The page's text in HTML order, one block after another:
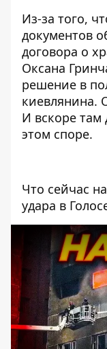
Из-за того,
документов
договора о
Оксана
решение в
киевлянина.
И вскоре
этом споре.
Что сейчас
удара в